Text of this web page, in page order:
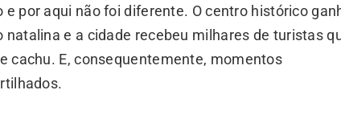
por aqui não foi diferente. O centro histórico
e a cidade recebeu milhares de turistas
cachu. E, consequentemente, momentos